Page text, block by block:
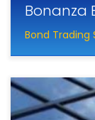
Bonanza
Bond Trading